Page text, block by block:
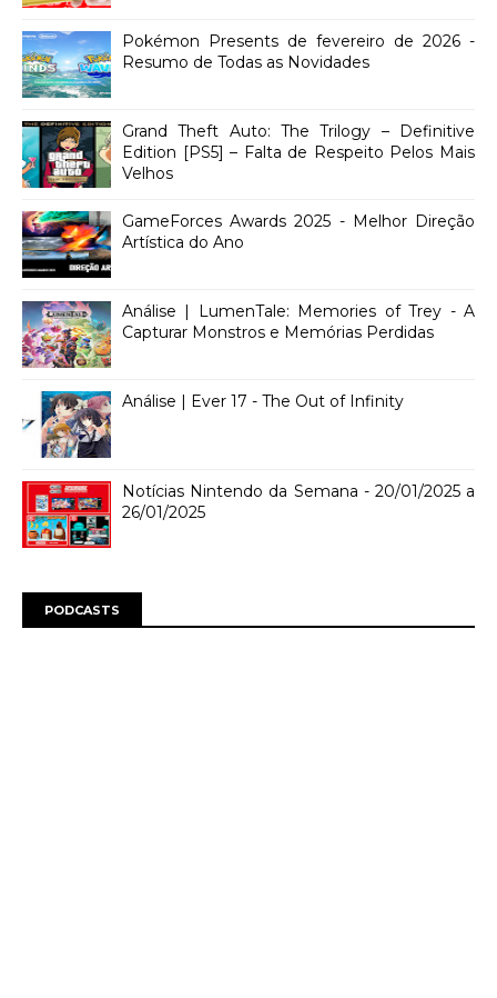
Pokémon Presents de fevereiro de 2026 -
Resumo de Todas as Novidades
Grand Theft Auto: The Trilogy – Definitive
Edition [PS5] – Falta de Respeito Pelos Mais
Velhos
GameForces Awards 2025 - Melhor Direção
Artística do Ano
Análise | LumenTale: Memories of Trey - A
Capturar Monstros e Memórias Perdidas
Análise | Ever 17 - The Out of Infinity
Notícias Nintendo da Semana - 20/01/2025 a
26/01/2025
PODCASTS